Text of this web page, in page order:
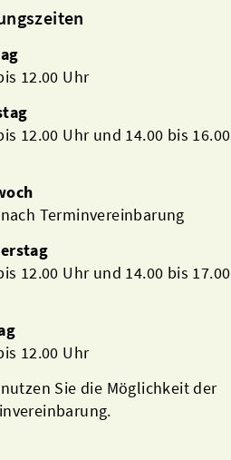
12.00 Uhr
12.00 Uhr und 14.00 bis 16.00
Terminvereinbarung
12.00 Uhr und 14.00 bis 17.00
12.00 Uhr
Sie die Möglichkeit der